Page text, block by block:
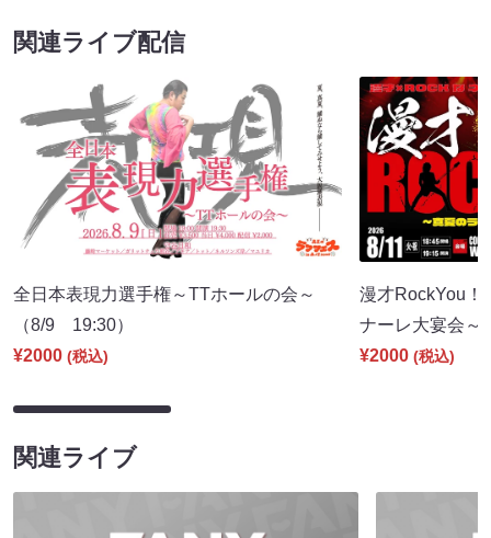
関連ライブ配信
全日本表現力選手権～TTホールの会～
（8/9 19:30）
¥2000 (税込)
漫才RockYou！
ナーレ大宴会
¥2000 (税込)
関連ライブ